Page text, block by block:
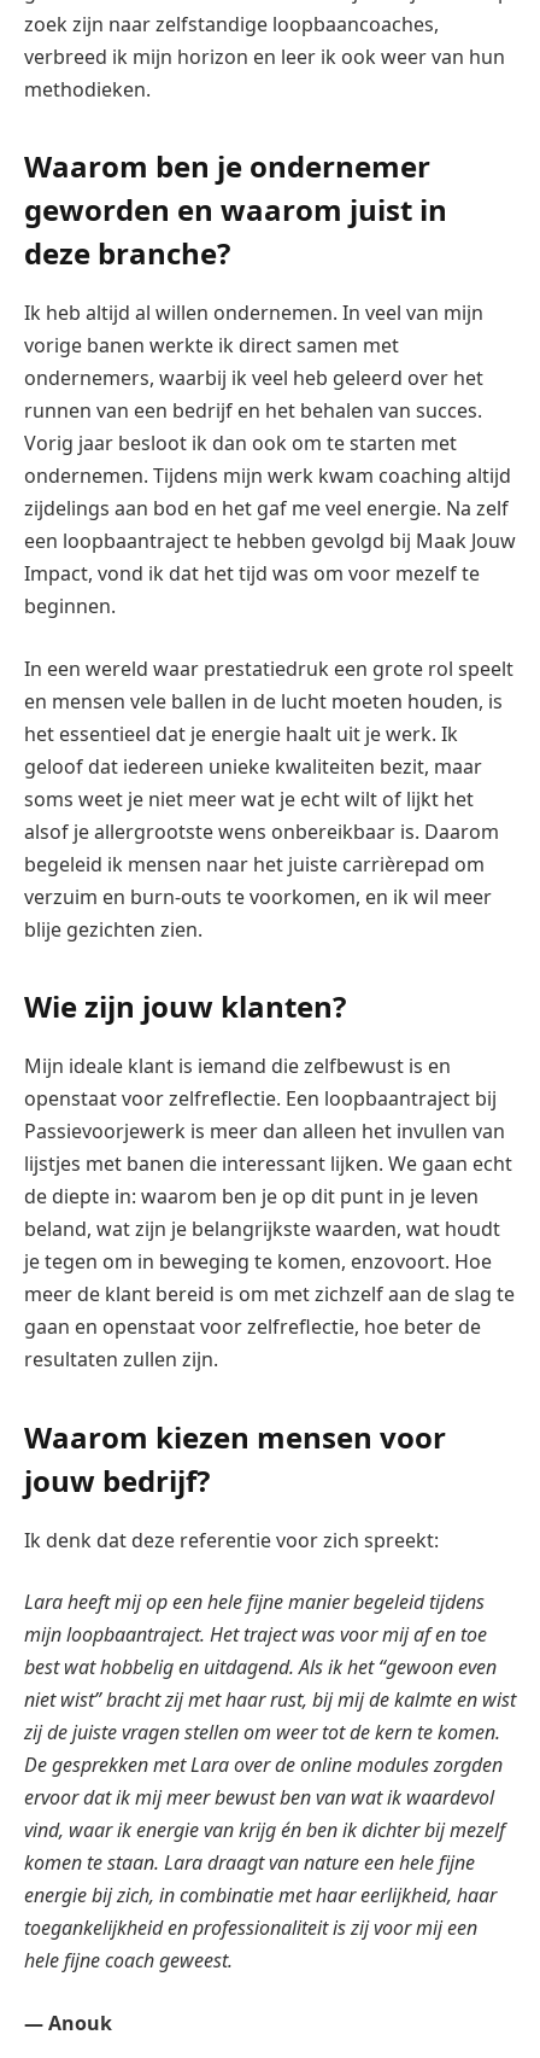
zoek zijn naar zelfstandige loopbaancoaches,
verbreed ik mijn horizon en leer ik ook weer van hun
methodieken.
Waarom ben je ondernemer
geworden en waarom juist in
deze branche?
Ik heb altijd al willen ondernemen. In veel van mijn
vorige banen werkte ik direct samen met
ondernemers, waarbij ik veel heb geleerd over het
runnen van een bedrijf en het behalen van succes.
Vorig jaar besloot ik dan ook om te starten met
ondernemen. Tijdens mijn werk kwam coaching altijd
zijdelings aan bod en het gaf me veel energie. Na zelf
een loopbaantraject te hebben gevolgd bij Maak Jouw
Impact, vond ik dat het tijd was om voor mezelf te
beginnen.
In een wereld waar prestatiedruk een grote rol speelt
en mensen vele ballen in de lucht moeten houden, is
het essentieel dat je energie haalt uit je werk. Ik
geloof dat iedereen unieke kwaliteiten bezit, maar
soms weet je niet meer wat je echt wilt of lijkt het
alsof je allergrootste wens onbereikbaar is. Daarom
begeleid ik mensen naar het juiste carrièrepad om
verzuim en burn-outs te voorkomen, en ik wil meer
blije gezichten zien.
Wie zijn jouw klanten?
Mijn ideale klant is iemand die zelfbewust is en
openstaat voor zelfreflectie. Een loopbaantraject bij
Passievoorjewerk is meer dan alleen het invullen van
lijstjes met banen die interessant lijken. We gaan echt
de diepte in: waarom ben je op dit punt in je leven
beland, wat zijn je belangrijkste waarden, wat houdt
je tegen om in beweging te komen, enzovoort. Hoe
meer de klant bereid is om met zichzelf aan de slag te
gaan en openstaat voor zelfreflectie, hoe beter de
resultaten zullen zijn.
Waarom kiezen mensen voor
jouw bedrijf?
Ik denk dat deze referentie voor zich spreekt:
Lara heeft mij op een hele fijne manier begeleid tijdens
mijn loopbaantraject. Het traject was voor mij af en toe
best wat hobbelig en uitdagend. Als ik het “gewoon even
niet wist” bracht zij met haar rust, bij mij de kalmte en wist
zij de juiste vragen stellen om weer tot de kern te komen.
De gesprekken met Lara over de online modules zorgden
ervoor dat ik mij meer bewust ben van wat ik waardevol
vind, waar ik energie van krijg én ben ik dichter bij mezelf
komen te staan. Lara draagt van nature een hele fijne
energie bij zich, in combinatie met haar eerlijkheid, haar
toegankelijkheid en professionaliteit is zij voor mij een
hele fijne coach geweest.
— Anouk